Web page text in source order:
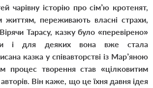
чарівну історію про сім’ю кротенят,
життям, переживають власні страхи,
Тарасу, казку було «перевірено»
і для деяких вона вже стала
казка у співавторстві із Мар’яною
процес творення став «цілковитим
Він каже, що це їхня давня ідея